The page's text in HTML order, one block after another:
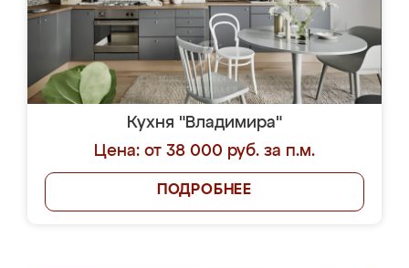
Кухня "Владимира"
Цена: от 38 000 руб. за п.м.
ПОДРОБНЕЕ